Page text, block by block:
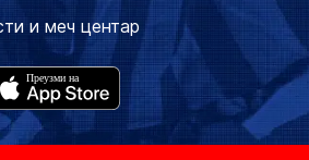
и меч центар